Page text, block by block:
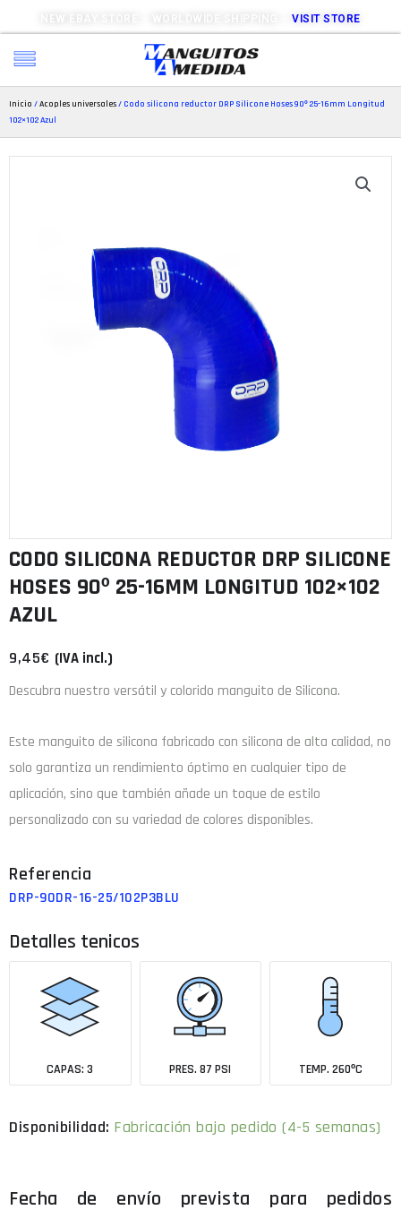
NEW EBAY STORE – WORLDWIDE SHIPPING –VISIT STORE
Inicio /Acoples universales/ Codo silicona reductor DRP Silicone Hoses 90º 25-16mm Longitud
102×102 Azul
CODO SILICONA REDUCTOR DRP SILICONE
HOSES 90º 25-16MM LONGITUD 102×102
AZUL
9,45€ (IVA incl.)
Descubra nuestro versátil y colorido manguito de Silicona.
Este manguito de silicona fabricado con silicona de alta calidad, no
solo garantiza un rendimiento óptimo en cualquier tipo de
aplicación, sino que también añade un toque de estilo
personalizado con su variedad de colores disponibles.
DRP-90DR-16-25/102P3BLU
Detalles tenicos
CAPAS: 3 PRES. 87 PSI TEMP. 260ºC
Fabricación bajo pedido (4-5 semanas)